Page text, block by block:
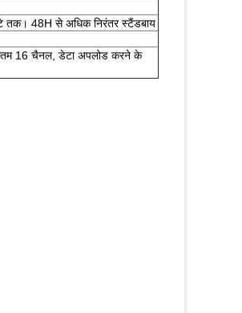
तक। 48H से अधिक निरंतर स्टैंडबाय
16 चैनल, डेटा अपलोड करने के